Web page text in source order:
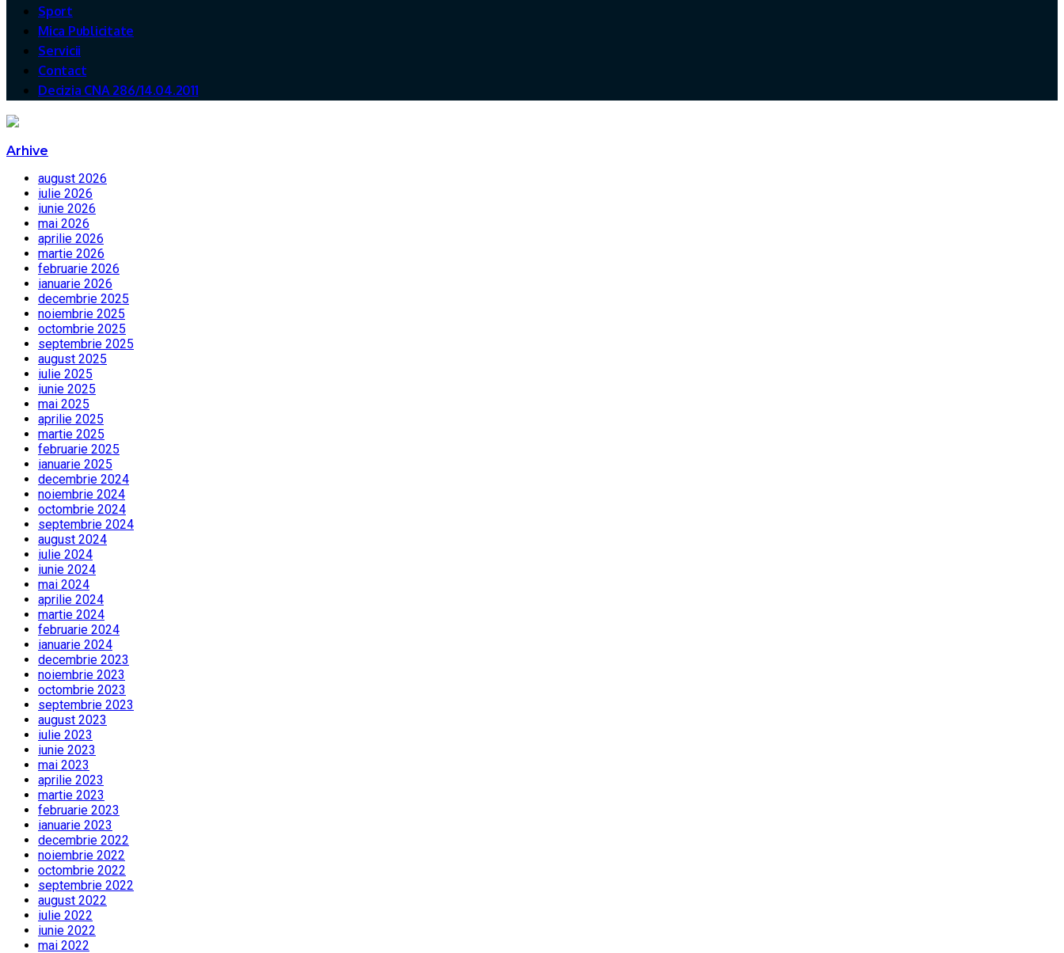
Sport
Mica Publicitate
Servicii
Contact
Decizia CNA 286/14.04.2011
Arhive
august 2026
iulie 2026
iunie 2026
mai 2026
aprilie 2026
martie 2026
februarie 2026
ianuarie 2026
decembrie 2025
noiembrie 2025
octombrie 2025
septembrie 2025
august 2025
iulie 2025
iunie 2025
mai 2025
aprilie 2025
martie 2025
februarie 2025
ianuarie 2025
decembrie 2024
noiembrie 2024
octombrie 2024
septembrie 2024
august 2024
iulie 2024
iunie 2024
mai 2024
aprilie 2024
martie 2024
februarie 2024
ianuarie 2024
decembrie 2023
noiembrie 2023
octombrie 2023
septembrie 2023
august 2023
iulie 2023
iunie 2023
mai 2023
aprilie 2023
martie 2023
februarie 2023
ianuarie 2023
decembrie 2022
noiembrie 2022
octombrie 2022
septembrie 2022
august 2022
iulie 2022
iunie 2022
mai 2022